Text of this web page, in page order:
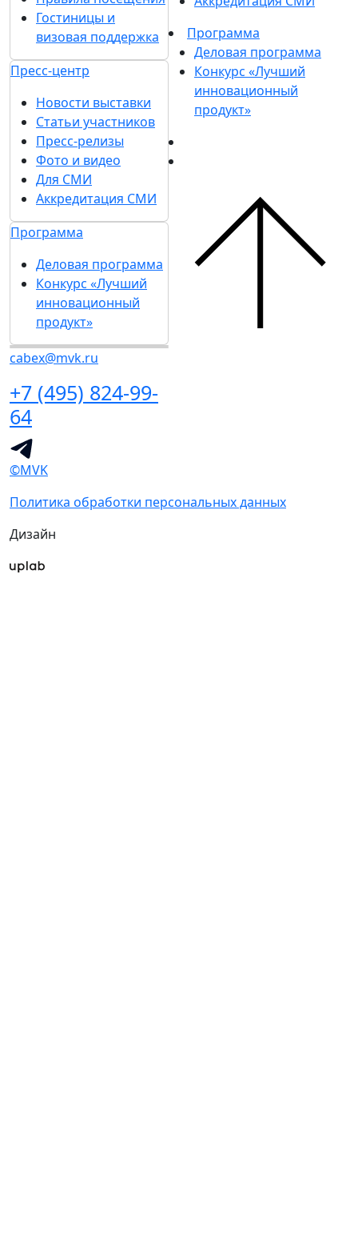
Гостиницы и
визовая поддержка
Пресс-центр
Новости выставки
Статьи участников
Пресс-релизы
Фото и видео
Для СМИ
Аккредитация СМИ
Программа
Деловая программа
Конкурс «Лучший
инновационный
продукт»
cabex@mvk.ru
+7 (495) 824-99-
64
Программа
Деловая программа
Конкурс «Лучший
инновационный
продукт»
©MVK
Политика обработки персональных данных
Дизайн